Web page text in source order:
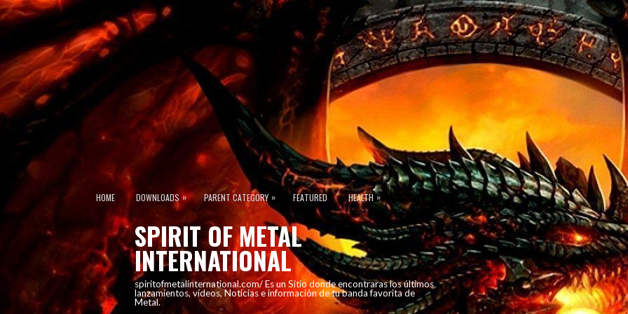
HOME DOWNLOADS » PARENT CATEGORY » FEATURED HEALTH »
SPIRIT OF METAL
INTERNATIONAL
spiritofmetalinternational.com/ Es un Sitio donde encontraras los últimos
lanzamientos, vídeos, Noticias e información de tu banda favorita de
Metal.